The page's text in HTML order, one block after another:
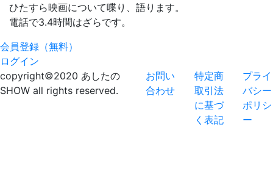
ひたすら映画について喋り、語ります。
電話で3.4時間はざらです。
会員登録（無料）
ログイン
copyright©2020 あしたの
SHOW all rights reserved.
お問い
合わせ
特定商
取引法
に基づ
く表記
プライ
バシー
ポリシ
ー